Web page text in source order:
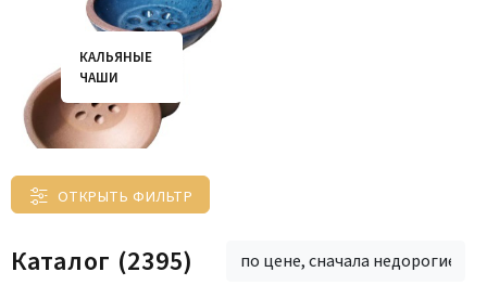
КАЛЬЯНЫЕ
ЧАШИ
ОТКРЫТЬ ФИЛЬТР
Каталог (2395) по цене, сначала недорогие